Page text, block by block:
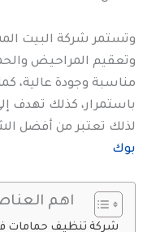
وتستمر شركة البيت
وتعقيم المراحيض
مناسبة وجودة عالية،
باستمرار، كذلك تهدف
لذلك تعتبر من أفضل
بوك
اهم
شركة تنظيف حمامات